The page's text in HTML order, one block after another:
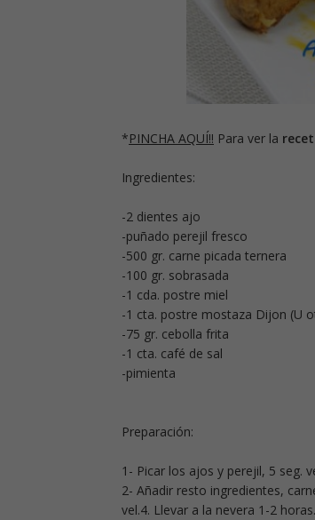
*PINCHA AQUÍ!! Para ver la
Ingredientes:
-2 dientes ajo
-puñado perejil fresco
-500 gr. carne picada ternera
-100 gr. sobrasada
-1 cda. postre miel
-1 cta. postre mostaza Dijon (U
-75 gr. cebolla frita
-1 cta. café de sal
-pimienta
Preparación:
1- Picar los ajos y perejil, 5 seg.
2- Añadir resto ingredientes,
vel.4. Llevar a la nevera 1-2 horas.